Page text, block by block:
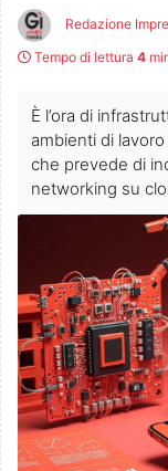
Redazione
Tempo di lettura 4
È l’ora di
ambienti di
che prevede di
networking su